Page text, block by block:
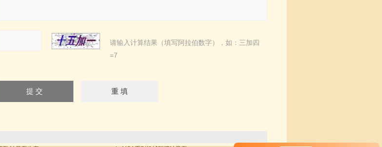
请输入计算结果（填写阿拉伯数字），如：三加四
=7